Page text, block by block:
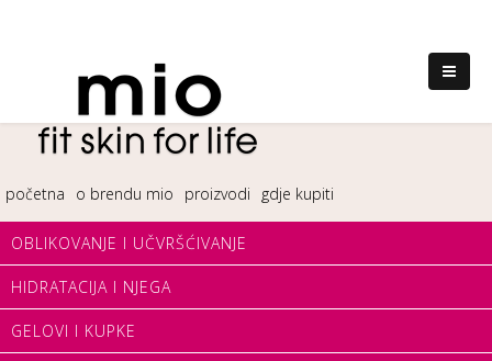
početna o brendu mio proizvodi gdje kupiti
OBLIKOVANJE I UČVRŠĆIVANJE
HIDRATACIJA I NJEGA
GELOVI I KUPKE